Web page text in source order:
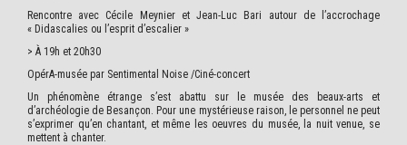
Rencontre avec Cécile Meynier et Jean-Luc Bari autour de l’accrochage
« Didascalies ou l’esprit d’escalier »
> À 19h et 20h30
OpérA-musée par Sentimental Noise /Ciné-concert
Un phénomène étrange s’est abattu sur le musée des beaux-arts et
d’archéologie de Besançon. Pour une mystérieuse raison, le personnel ne peut
s’exprimer qu’en chantant, et même les oeuvres du musée, la nuit venue, se
mettent à chanter.